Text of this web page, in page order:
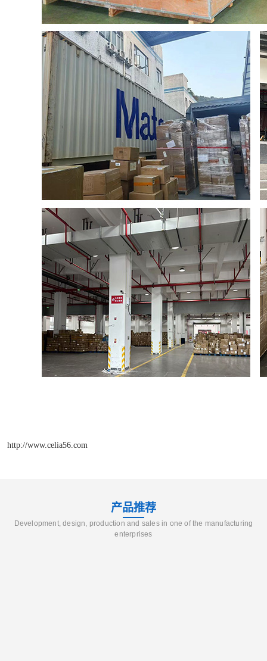
http://www.celia56.com
产品推荐
Development, design, production and sales in one of the manufacturing
enterprises